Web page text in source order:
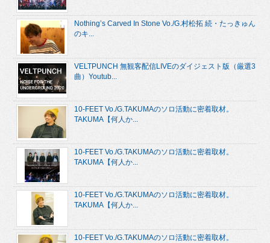
Nothing’s Carved In Stone Vo./G.村松拓 続・たっきゅん
のキ...
VELTPUNCH 無観客配信LIVEのダイジェスト版（厳選3
曲）Youtub...
10-FEET Vo./G.TAKUMAのソロ活動に密着取材。
TAKUMA【何人か...
10-FEET Vo./G.TAKUMAのソロ活動に密着取材。
TAKUMA【何人か...
10-FEET Vo./G.TAKUMAのソロ活動に密着取材。
TAKUMA【何人か...
10-FEET Vo./G.TAKUMAのソロ活動に密着取材。